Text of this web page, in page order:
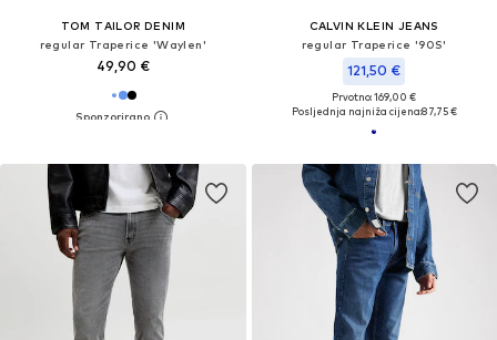
TOM TAILOR DENIM
regular Traperice 'Waylen'
49,90 €
CALVIN KLEIN JEANS
regular Traperice '90S'
121,50 €
Prvotno: 169,00 €
Posljednja najniža cijena:87,75 €